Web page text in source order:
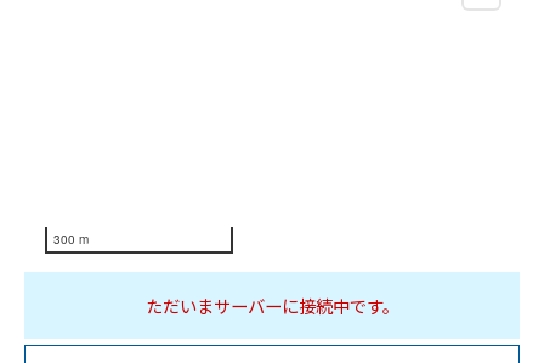
300 m
ただいまサーバーに接続中です。